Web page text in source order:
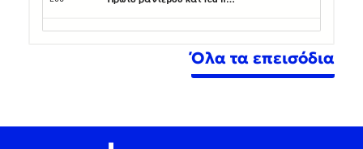
Όλα τα επεισόδια